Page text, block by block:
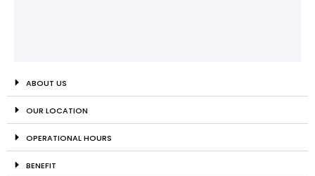
ABOUT US
OUR LOCATION
OPERATIONAL HOURS
BENEFIT